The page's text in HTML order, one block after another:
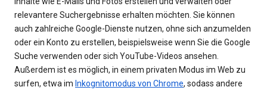
relevantere Suchergebnisse erhalten möchten. Sie können
auch zahlreiche Google-Dienste nutzen, ohne sich anzumelden
oder ein Konto zu erstellen, beispielsweise wenn Sie die Google
Suche verwenden oder sich YouTube-Videos ansehen.
Außerdem ist es möglich, in einem privaten Modus im Web zu
surfen, etwa im Inkognitomodus von Chrome, sodass andere